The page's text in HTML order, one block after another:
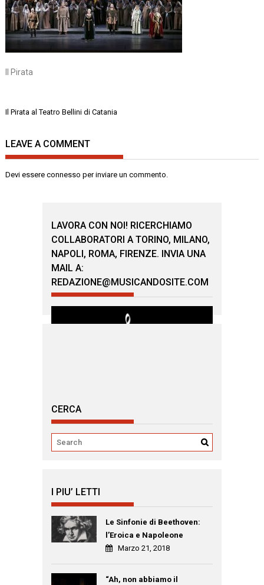
Il Pirata
Navigazione
Il Pirata al Teatro Bellini di Catania
LEAVE A COMMENT
Devi essereconnesso per inviare un commento.
LAVORA CON NOI! RICERCHIAMO
COLLABORATORI A TORINO, MILANO,
NAPOLI, ROMA, FIRENZE. INVIA UNA
MAIL A:
REDAZIONE@MUSICANDOSITE.COM
CERCA
I PIU’ LETTI
Le Sinfonie di Beethoven:
l’Eroica e Napoleone
Marzo 21, 2018
“Ah, non abbiamo il